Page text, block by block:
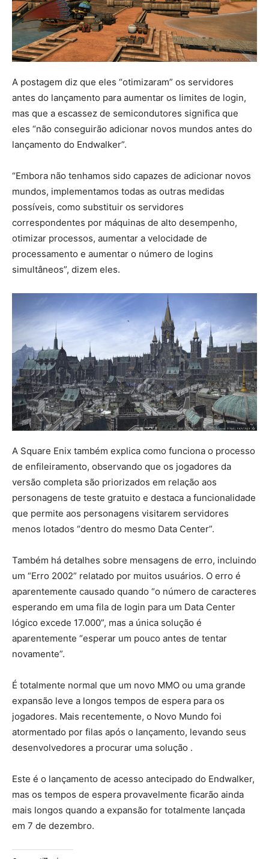
A postagem diz que eles “otimizaram” os servidores
antes do lançamento para aumentar os limites de login,
mas que a escassez de semicondutores significa que
eles “não conseguirão adicionar novos mundos antes do
lançamento do Endwalker”.
“Embora não tenhamos sido capazes de adicionar novos
mundos, implementamos todas as outras medidas
possíveis, como substituir os servidores
correspondentes por máquinas de alto desempenho,
otimizar processos, aumentar a velocidade de
processamento e aumentar o número de logins
simultâneos”, dizem eles.
A Square Enix também explica como funciona o processo
de enfileiramento, observando que os jogadores da
versão completa são priorizados em relação aos
personagens de teste gratuito e destaca a funcionalidade
que permite aos personagens visitarem servidores
menos lotados “dentro do mesmo Data Center”.
Também há detalhes sobre mensagens de erro, incluindo
um “Erro 2002” relatado por muitos usuários. O erro é
aparentemente causado quando “o número de caracteres
esperando em uma fila de login para um Data Center
lógico excede 17.000”, mas a única solução é
aparentemente “esperar um pouco antes de tentar
novamente”.
É totalmente normal que um novo MMO ou uma grande
expansão leve a longos tempos de espera para os
jogadores. Mais recentemente, o Novo Mundo foi
atormentado por filas após o lançamento, levando seus
desenvolvedores a procurar uma solução .
Este é o lançamento de acesso antecipado do Endwalker,
mas os tempos de espera provavelmente ficarão ainda
mais longos quando a expansão for totalmente lançada
em 7 de dezembro.